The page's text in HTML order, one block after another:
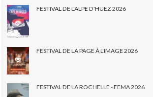
FESTIVAL DE L'ALPE D'HUEZ 2026
FESTIVAL DE LA PAGE À L'IMAGE 2026
FESTIVAL DE LA ROCHELLE - FEMA 2026